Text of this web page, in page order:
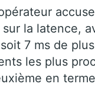
la latence,
7 ms de
les plus
en